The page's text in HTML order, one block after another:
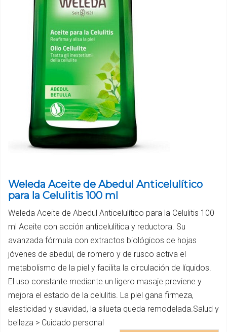
Weleda Aceite de Abedul Anticelulítico
para la Celulitis 100 ml
Weleda Aceite de Abedul Anticelulítico para la Celulitis 100
ml Aceite con acción anticelulítica y reductora. Su
avanzada fórmula con extractos biológicos de hojas
jóvenes de abedul, de romero y de rusco activa el
metabolismo de la piel y facilita la circulación de líquidos.
El uso constante mediante un ligero masaje previene y
mejora el estado de la celulitis. La piel gana firmeza,
elasticidad y suavidad, la silueta queda remodelada.Salud y
belleza > Cuidado personal